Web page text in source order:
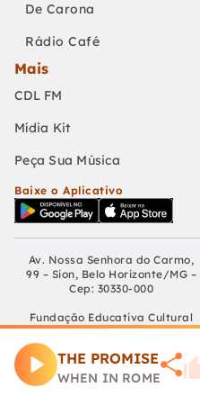
THE PROMISE
WHEN IN ROME
De Carona
Rádio Café
Mais
CDL FM
Mídia Kit
Peça Sua Música
Baixe o Aplicativo
Av. Nossa Senhora do Carmo,
99 – Sion, Belo Horizonte/MG –
Cep: 30330-000
Fundação Educativa Cultural
Câmara De Dirigentes Lojistas
CNPJ: 04.210.060/0001-90